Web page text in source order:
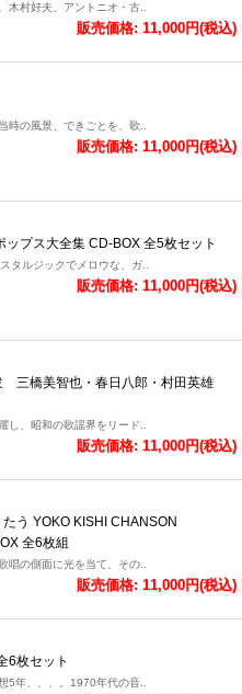
木村好夫、アントニオ・古..
販売価格: 11,000円(税込)
時の風景、できごとを、歌..
販売価格: 11,000円(税込)
ップス大全集 CD-BOX 全5枚セット
タルジックでメロウな、ガ..
販売価格: 11,000円(税込)
三橋美智也・春日八郎・村田英雄
し、昭和の歌謡界をリード..
販売価格: 11,000円(税込)
う YOKO KISHI CHANSON
全6枚組
唱の側面に光を当て、その..
販売価格: 11,000円(税込)
6枚セット
5年、、、。1970年代の音..